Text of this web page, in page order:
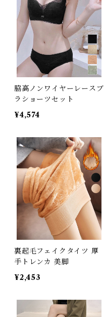
脇高ノンワイヤーレースブ
ラショーツセット
¥4,574
裏起毛フェイクタイツ 厚
手トレンカ 美脚
¥2,453